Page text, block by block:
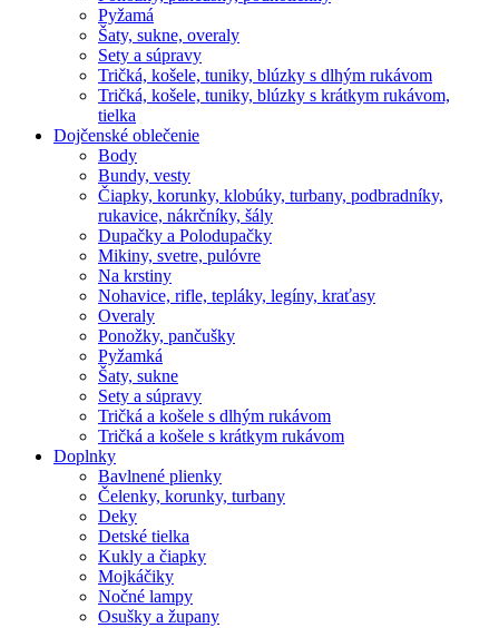
Pyžamá
Šaty, sukne, overaly
Sety a súpravy
Tričká, košele, tuniky, blúzky s dlhým rukávom
Tričká, košele, tuniky, blúzky s krátkym rukávom,
tielka
Dojčenské oblečenie
Body
Bundy, vesty
Čiapky, korunky, klobúky, turbany, podbradníky,
rukavice, nákrčníky, šály
Dupačky a Polodupačky
Mikiny, svetre, pulóvre
Na krstiny
Nohavice, rifle, tepláky, legíny, kraťasy
Overaly
Ponožky, pančušky
Pyžamká
Šaty, sukne
Sety a súpravy
Tričká a košele s dlhým rukávom
Tričká a košele s krátkym rukávom
Doplnky
Bavlnené plienky
Čelenky, korunky, turbany
Deky
Detské tielka
Kukly a čiapky
Mojkáčiky
Nočné lampy
Osušky a župany